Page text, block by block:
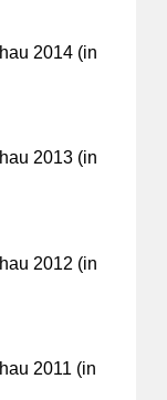
2014 (in
2013 (in
2012 (in
2011 (in